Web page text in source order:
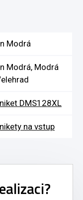
Modrá
Modrá, Modrá
DMS128XL
na vstup